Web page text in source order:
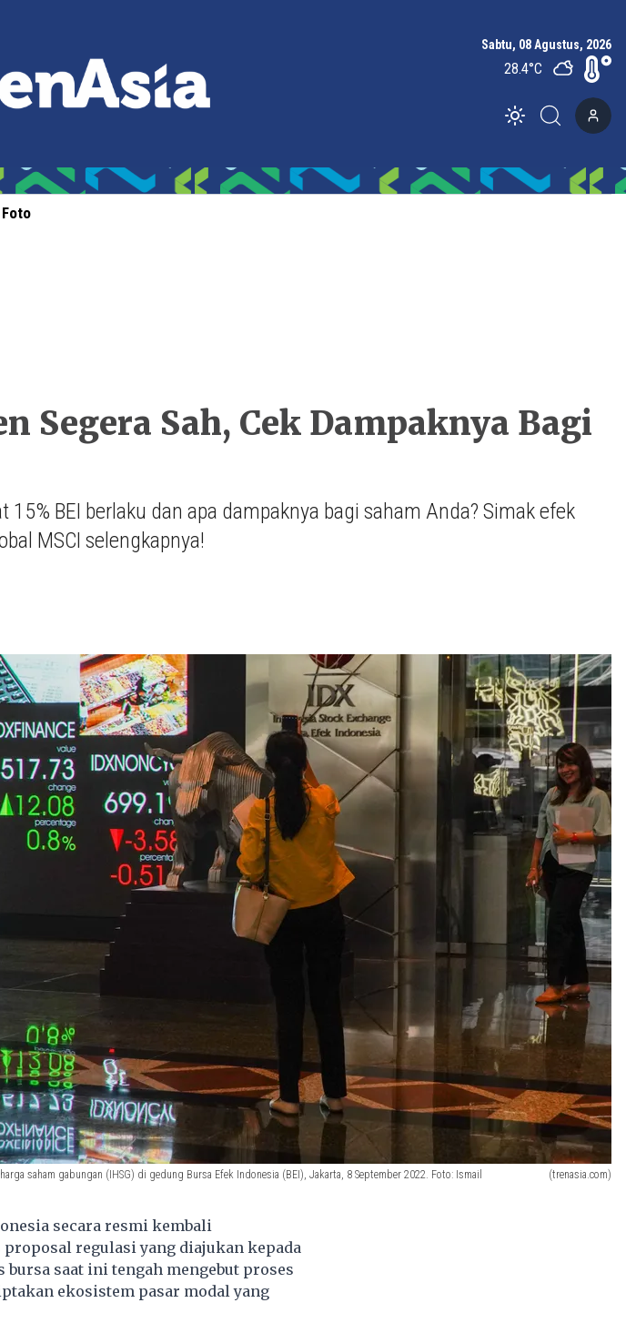
Sabtu, 08 Agustus, 2026
28.4°C
Toggle theme
Segera Sah, Cek Dampaknya Bagi
BEI berlaku dan apa dampaknya bagi saham Anda? Simak efek
MSCI selengkapnya!
saham gabungan (IHSG) di gedung Bursa Efek Indonesia (BEI), Jakarta, 8 September 2022. Foto: Ismail
(trenasia.com)
secara resmi kembali
regulasi yang diajukan kepada
saat ini tengah mengebut proses
ekosistem pasar modal yang